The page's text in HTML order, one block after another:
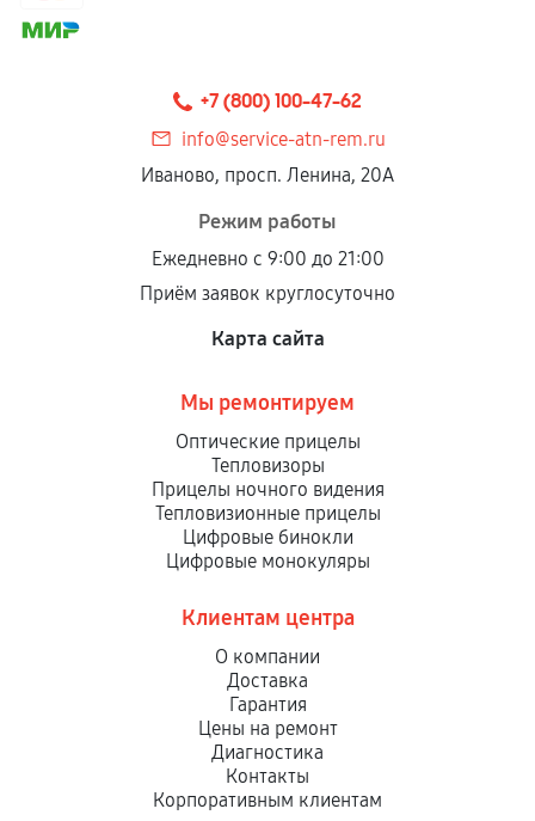
+7 (800) 100-47-62
info@service-atn-rem.ru
Иваново, просп. Ленина, 20А
Режим работы
Ежедневно с 9:00 до 21:00
Приём заявок круглосуточно
Карта сайта
Мы ремонтируем
Оптические прицелы
Тепловизоры
Прицелы ночного видения
Тепловизионные прицелы
Цифровые бинокли
Цифровые монокуляры
Клиентам центра
О компании
Доставка
Гарантия
Цены на ремонт
Диагностика
Контакты
Корпоративным клиентам